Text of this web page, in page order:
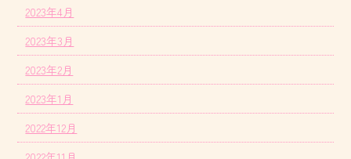
2023年4月
2023年3月
2023年2月
2023年1月
2022年12月